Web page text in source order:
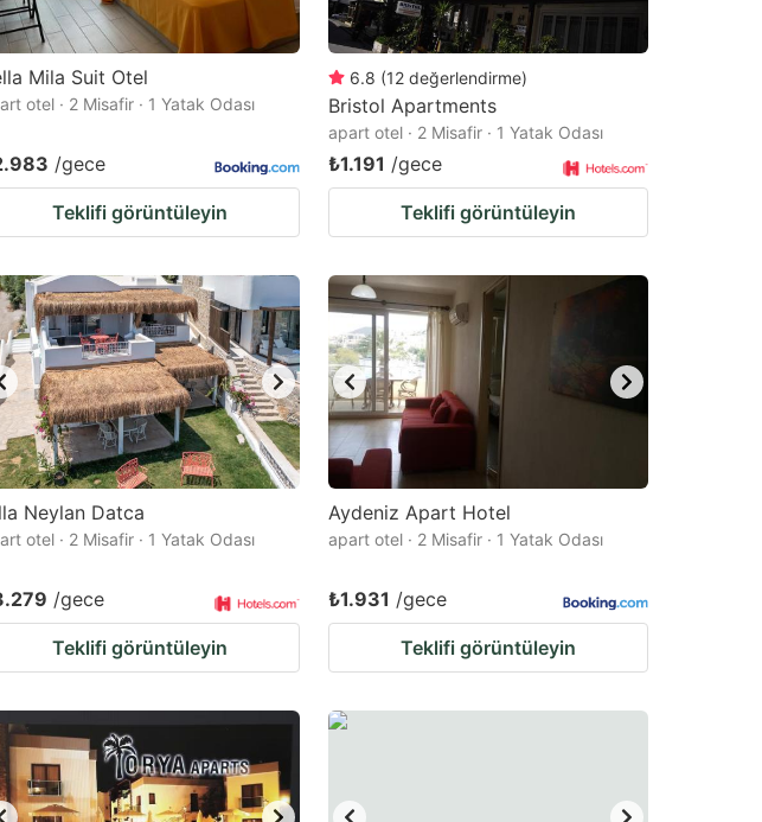
Mila Suit Otel
otel · 2 Misafir · 1 Yatak Odası
/gece
Teklifi görüntüleyin
6.8 (12 değerlendirme)
Bristol Apartments
apart otel · 2 Misafir · 1 Yatak Odası
₺1.191 /gece
Teklifi görüntüleyin
Neylan Datca
otel · 2 Misafir · 1 Yatak Odası
/gece
Teklifi görüntüleyin
Aydeniz Apart Hotel
apart otel · 2 Misafir · 1 Yatak Odası
₺1.931 /gece
Teklifi görüntüleyin